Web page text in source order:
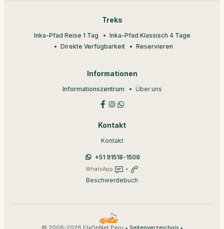
Treks
Inka-Pfad Reise 1 Tag
Inka-Pfad Klassisch 4 Tage
Direkte Verfügbarkeit
Reservieren
Informationen
Informationszentrum Über uns
Kontakt
Kontakt
+51 91518-1506
WhatsApp +
Beschwerdebuch
© 2006-2026 FlyOnNet Peru • Seitenverzeichnis•